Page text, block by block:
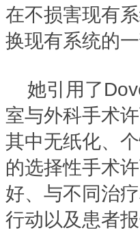
在不损害现有
换现有系统的一
她引用了
室与外科手术
其中无纸化、
的选择性手术
好、与不同治
行动以及患者